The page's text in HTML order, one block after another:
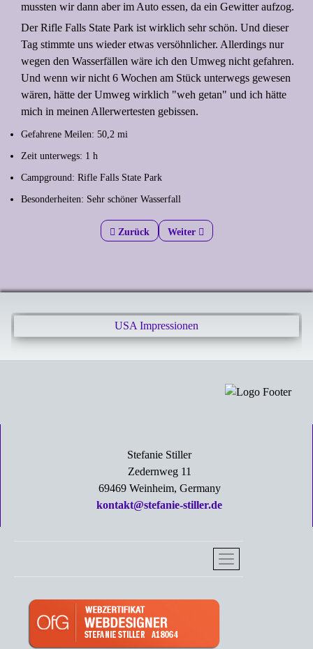
mussten wir dann aber im Auto essen, da ein Gewitter aufzog.
Der Rifle Falls State Park ist wirklich sehr schön. Und dieser
Tag stimmte uns wieder etwas versöhnlicher. Allerdings nur
wegen den Wasserfällen wäre ich den Umweg nicht gefahren.
Und wenn wir nicht 6 Wochen am Stück unterwegs gewesen
wären, hätte der Umweg wirklich "weh getan" und ich hätte
mich in meinen Allerwertesten gebissen.
Gefahrene Meilen: 50,2 mi
Zeit unterwegs: 1 h
Campground: Rifle Falls State Park
Besonderheiten: Sehr schöner Wasserfall
Previous article: Umweg - umsonst!
Zurück Next article: Arches - my
Weiter
USA Impressionen
Stefanie Stiller
Zedernweg 11
69469 Weinheim, Germany
kontakt@stefanie-stiller.de